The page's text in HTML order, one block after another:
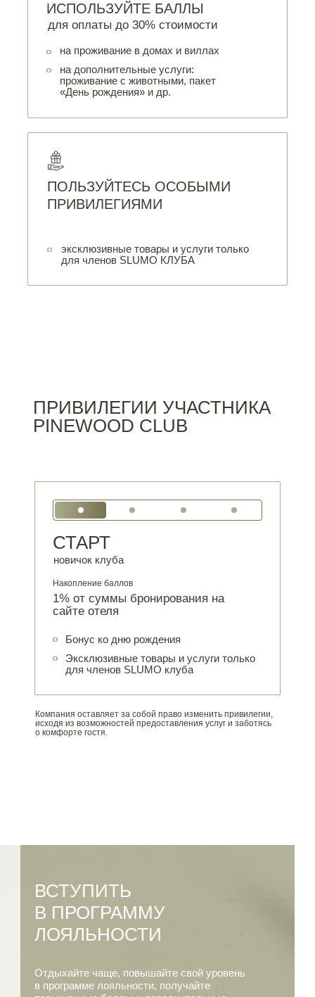
эксклюзивные товары и услуги только
для членов SLUMO КЛУБА
ПОЛЬЗУЙТЕСЬ ОСОБЫМИ
ПРИВИЛЕГИЯМИ
на дополнительные услуги:
проживание с животными, пакет
«День рождения» и др.
на проживание в домах и виллах
для оплаты до 30% стоимости
ИСПОЛЬЗУЙТЕ БАЛЛЫ
ПРИВИЛЕГИИ УЧАСТНИКА
PINEWOOD CLUB
новичок клуба
Бонус ко дню рождения
Эксклюзивные товары и услуги только
для членов SLUMO клуба
СТАРТ
Накопление баллов
1% от суммы бронирования на
сайте отеля
Компания оставляет за собой право изменить привилегии,
исходя из возможностей предоставления услуг и заботясь
о комфорте гостя.
Отдыхайте чаще, повышайте свой уровень
в программе лояльности, получайте
ВСТУПИТЬ
В ПРОГРАММУ
ЛОЯЛЬНОСТИ